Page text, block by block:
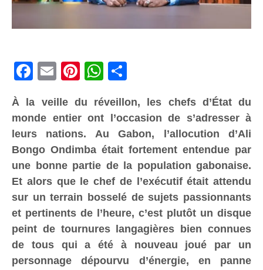
Facebook
Email PinterestWhatsApp
À la veille du réveillon, les chefs d’État du
monde entier ont l’occasion de s’adresser à
leurs nations. Au Gabon, l’allocution d’Ali
Bongo Ondimba était fortement entendue par
une bonne partie de la population gabonaise.
Et alors que le chef de l’exécutif était attendu
sur un terrain bosselé de sujets passionnants
et pertinents de l’heure, c’est plutôt un disque
peint de tournures langagières bien connues
de tous qui a été à nouveau joué par un
personnage dépourvu d’énergie, en panne